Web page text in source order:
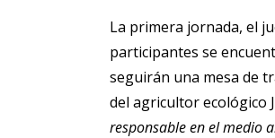
La primera jornada, el
participantes se
seguirán una mesa de
del agricultor ecológico
responsable en el medio